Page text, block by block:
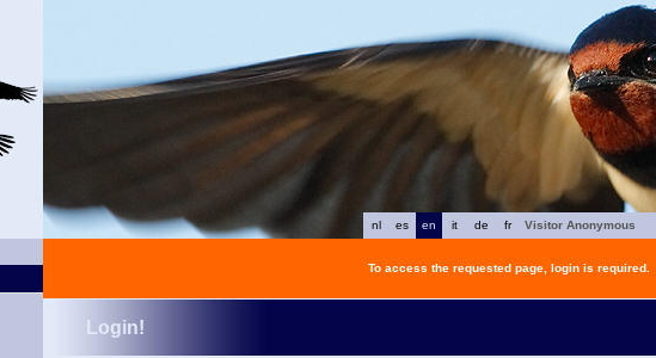
fr
de
it
en
es
nl
Visitor Anonymous
To access the requested page, login is required.
Login!